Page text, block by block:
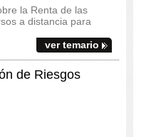
la Renta de las
a distancia para
ver temario
de Riesgos